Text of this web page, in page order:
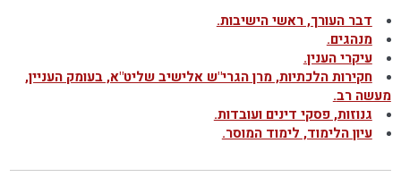
דבר העורך, ראשי הישיבות.
מנהגים.
עיקרי הענין.
חקירות הלכתיות, מרן הגרי"ש אלישיב שליט"א, בעומק העניין,
מעשה רב.
גנוזות, פסקי דינים ועובדות.
עיון הלימוד, לימוד המוסר.